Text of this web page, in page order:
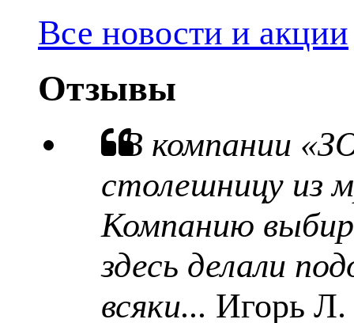
Все новости и акции
Отзывы
В компании
столешницу из
Компанию
здесь делали
всяки... Игорь Л.